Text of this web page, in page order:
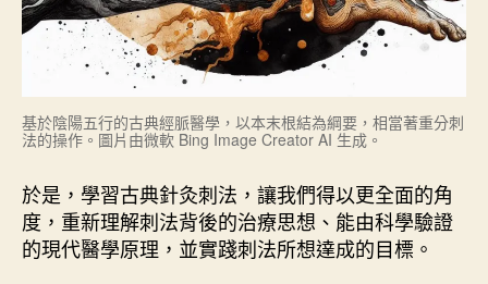
基於陰陽五行的古典經脈醫學，以本末根結為綱要，相當著重分刺
法的操作。圖片由微軟 Bing Image Creator AI 生成。
於是，學習古典針灸刺法，讓我們得以更全面的角
度，重新理解刺法背後的治療思想、能由科學驗證
的現代醫學原理，並實踐刺法所想達成的目標。